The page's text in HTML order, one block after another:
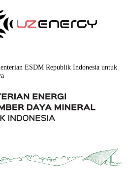
ESDM Republik Indonesia untuk